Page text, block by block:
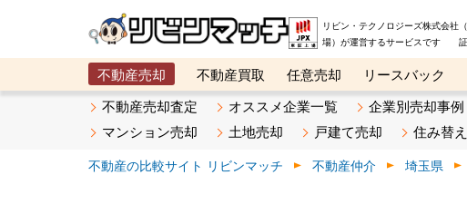
リビン・テクノロジーズ株式会社
場）が運営するサービスです 証
不動産売却 不動産買取 任意売却 リースバック
メタ住宅展示場
ベスト不動産カンパニー オンライン講
不動産売却査定 オススメ企業一覧 企業別売却事例
マンション売却
土地売却 戸建て売却 住み替
不動産の比較サイト リビンマッチ 不動産仲介 埼玉県